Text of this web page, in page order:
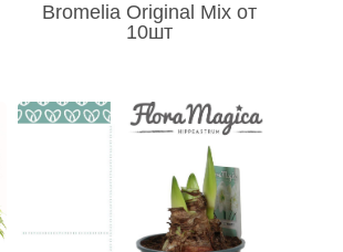
Bromelia Original Mix от
10шт